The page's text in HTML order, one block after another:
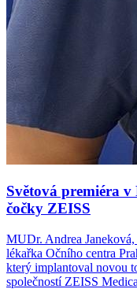
Světová premiéra
čočky ZEISS
MUDr. Andrea
lékařka Očního centra
který implantoval novou
společností ZEISS